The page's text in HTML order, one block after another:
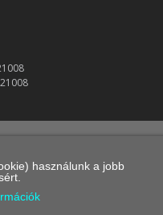
használunk a jobb